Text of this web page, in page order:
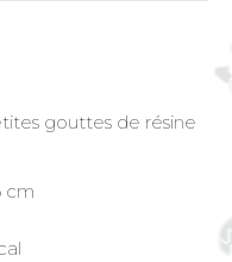
gouttes de résine
cm